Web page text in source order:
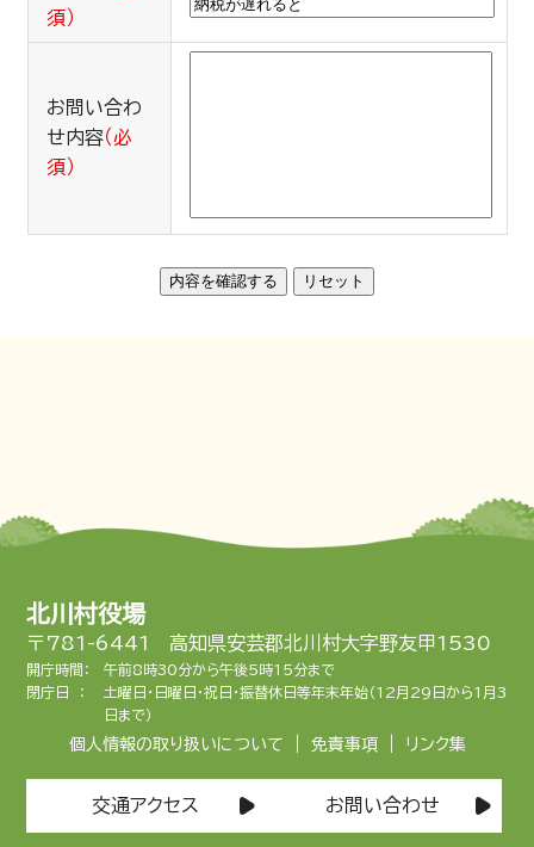
須）
お問い合わ
せ内容（必
須）
北川村役場
〒781-6441 高知県安芸郡北川村大字野友甲1530
開庁時間：
午前8時30分から午後5時15分まで
閉庁日 ：
土曜日・日曜日・祝日・振替休日等年末年始（12月29日から1月3
日まで）
個人情報の取り扱いについて 免責事項 リンク集
交通アクセス お問い合わせ